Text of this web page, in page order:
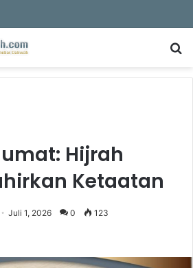
Hijrah
Ketaatan
Juli 1, 2026 0 123